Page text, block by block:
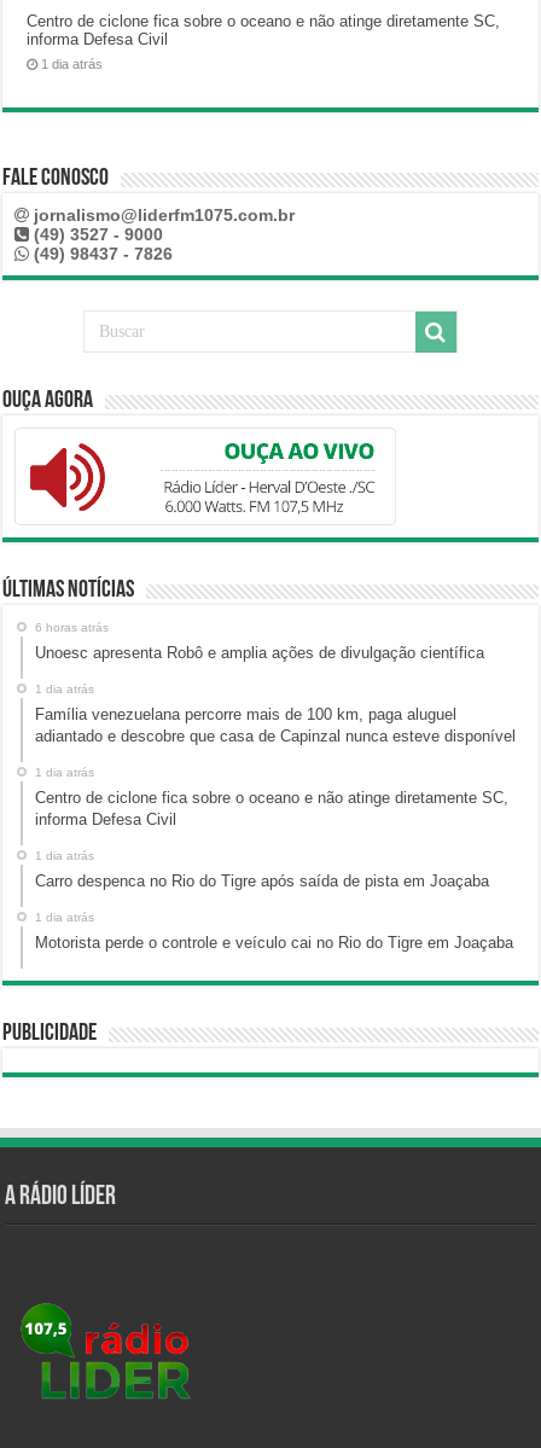
Centro de ciclone fica sobre o oceano e não atinge diretamente SC,
informa Defesa Civil
1 dia atrás
Fale Conosco
jornalismo@liderfm1075.com.br
(49) 3527 - 9000
(49) 98437 - 7826
Ouça Agora
Últimas Notícias
6 horas atrás
Unoesc apresenta Robô e amplia ações de divulgação científica
1 dia atrás
Família venezuelana percorre mais de 100 km, paga aluguel
adiantado e descobre que casa de Capinzal nunca esteve disponível
1 dia atrás
Centro de ciclone fica sobre o oceano e não atinge diretamente SC,
informa Defesa Civil
1 dia atrás
Carro despenca no Rio do Tigre após saída de pista em Joaçaba
1 dia atrás
Motorista perde o controle e veículo cai no Rio do Tigre em Joaçaba
Publicidade
A Rádio Líder